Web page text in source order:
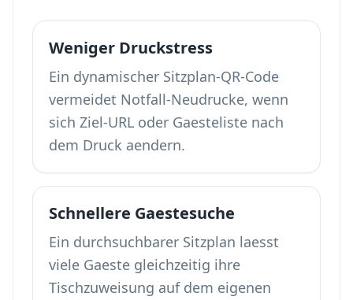
Weniger Druckstress
Ein dynamischer Sitzplan-QR-Code
vermeidet Notfall-Neudrucke, wenn
sich Ziel-URL oder Gaesteliste nach
dem Druck aendern.
Schnellere Gaestesuche
Ein durchsuchbarer Sitzplan laesst
viele Gaeste gleichzeitig ihre
Tischzuweisung auf dem eigenen